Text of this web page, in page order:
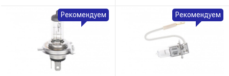
Рекомендуем Рекомендуем